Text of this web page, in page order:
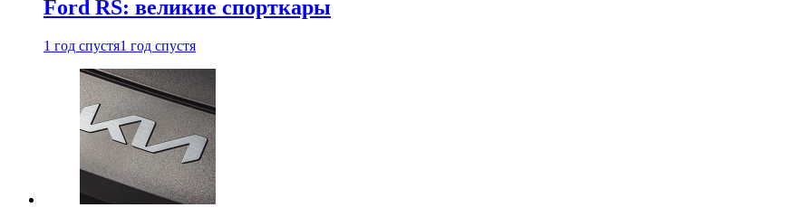
Ford RS: великие спорткары
1 год спустя1 год спустя